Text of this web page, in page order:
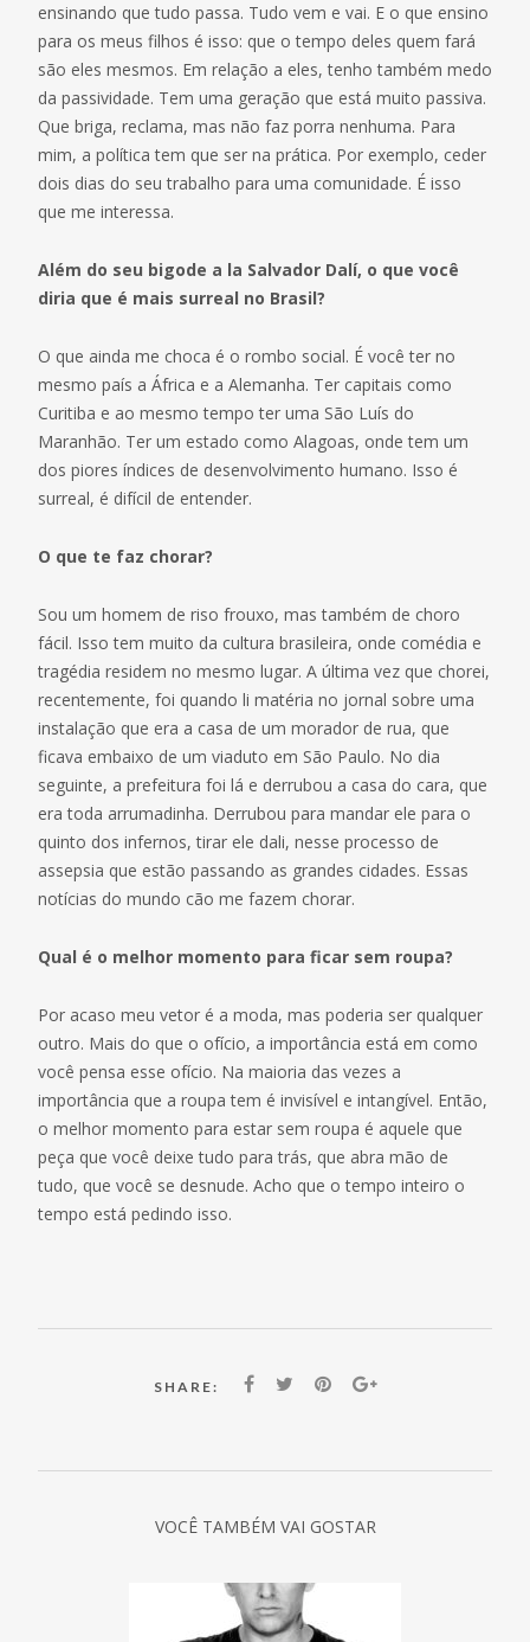
ensinando que tudo passa. Tudo vem e vai. E o que ensino
para os meus filhos é isso: que o tempo deles quem fará
são eles mesmos. Em relação a eles, tenho também medo
da passividade. Tem uma geração que está muito passiva.
Que briga, reclama, mas não faz porra nenhuma. Para
mim, a política tem que ser na prática. Por exemplo, ceder
dois dias do seu trabalho para uma comunidade. É isso
que me interessa.
Além do seu bigode a la Salvador Dalí, o que você
diria que é mais surreal no Brasil?
O que ainda me choca é o rombo social. É você ter no
mesmo país a África e a Alemanha. Ter capitais como
Curitiba e ao mesmo tempo ter uma São Luís do
Maranhão. Ter um estado como Alagoas, onde tem um
dos piores índices de desenvolvimento humano. Isso é
surreal, é difícil de entender.
O que te faz chorar?
Sou um homem de riso frouxo, mas também de choro
fácil. Isso tem muito da cultura brasileira, onde comédia e
tragédia residem no mesmo lugar. A última vez que chorei,
recentemente, foi quando li matéria no jornal sobre uma
instalação que era a casa de um morador de rua, que
ficava embaixo de um viaduto em São Paulo. No dia
seguinte, a prefeitura foi lá e derrubou a casa do cara, que
era toda arrumadinha. Derrubou para mandar ele para o
quinto dos infernos, tirar ele dali, nesse processo de
assepsia que estão passando as grandes cidades. Essas
notícias do mundo cão me fazem chorar.
Qual é o melhor momento para ficar sem roupa?
Por acaso meu vetor é a moda, mas poderia ser qualquer
outro. Mais do que o ofício, a importância está em como
você pensa esse ofício. Na maioria das vezes a
importância que a roupa tem é invisível e intangível. Então,
o melhor momento para estar sem roupa é aquele que
peça que você deixe tudo para trás, que abra mão de
tudo, que você se desnude. Acho que o tempo inteiro o
tempo está pedindo isso.
SHARE:
VOCÊ TAMBÉM VAI GOSTAR